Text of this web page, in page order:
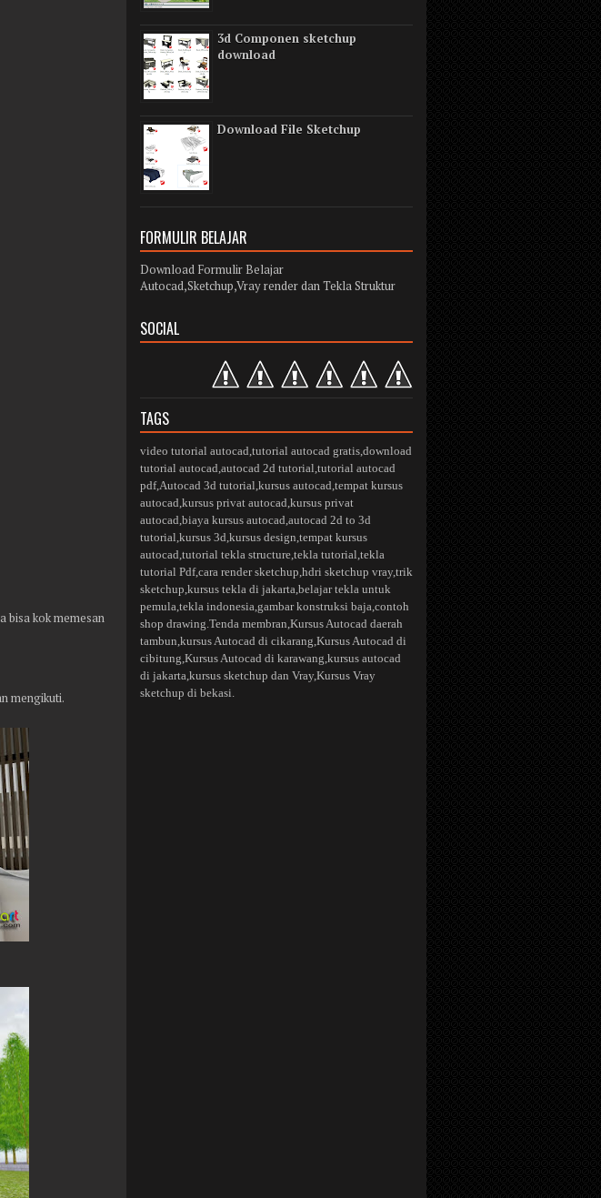
bisa kok memesan
mengikuti.
3d Componen sketchup
download
Download File Sketchup
FORMULIR BELAJAR
Download Formulir Belajar
Autocad,Sketchup,Vray render dan Tekla Struktur
SOCIAL
TAGS
video tutorial autocad,tutorial autocad gratis,download
tutorial autocad,autocad 2d tutorial,tutorial autocad
pdf,Autocad 3d tutorial,kursus autocad,tempat kursus
autocad,kursus privat autocad,kursus privat
autocad,biaya kursus autocad,autocad 2d to 3d
tutorial,kursus 3d,kursus design,tempat kursus
autocad,tutorial tekla structure,tekla tutorial,tekla
tutorial Pdf,cara render sketchup,hdri sketchup vray,trik
sketchup,kursus tekla di jakarta,belajar tekla untuk
pemula,tekla indonesia,gambar konstruksi baja,contoh
shop drawing.Tenda membran,Kursus Autocad daerah
tambun,kursus Autocad di cikarang,Kursus Autocad di
cibitung,Kursus Autocad di karawang,kursus autocad
di jakarta,kursus sketchup dan Vray,Kursus Vray
sketchup di bekasi.